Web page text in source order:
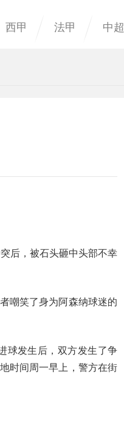
西甲 法甲 中超
后，被石头砸中头部不幸
嘲笑了身为阿森纳球迷的
球发生后，双方发生了争
时间周一早上，警方在街